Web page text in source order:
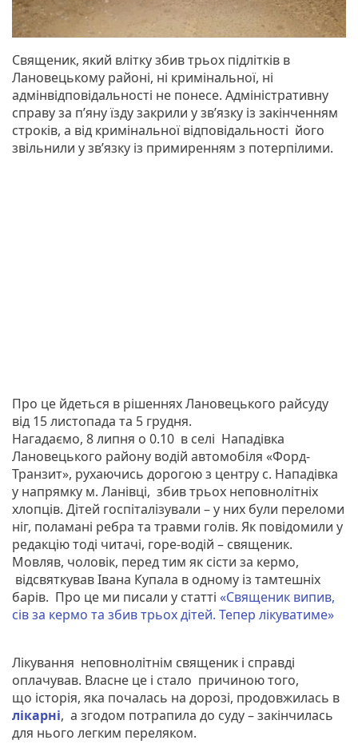
Священик, який влітку збив трьох підлітків в
Лановецькому районі, ні кримінальної, ні
адмінвідповідальності не понесе. Адміністративну
справу за п’яну їзду закрили у зв’язку із закінченням
строків, а від кримінальної відповідальності його
звільнили у зв’язку із примиренням з потерпілими.
Про це йдеться в рішеннях Лановецького райсуду
від 15 листопада та 5 грудня.
Нагадаємо, 8 липня о 0.10 в селі Нападівка
Лановецького району водій автомобіля «Форд-
Транзит», рухаючись дорогою з центру с. Нападівка
у напрямку м. Ланівці, збив трьох неповнолітніх
хлопців. Дітей госпіталізували – у них були переломи
ніг, поламані ребра та травми голів. Як повідомили у
редакцію тоді читачі, горе-водій – священик.
Мовляв, чоловік, перед тим як сісти за кермо,
відсвяткував Івана Купала в одному із тамтешніх
барів. Про це ми писали у статті «Священик випив,
сів за кермо та збив трьох дітей. Тепер лікуватиме»
Лікування неповнолітнім священик і справді
оплачував. Власне це і стало причиною того,
що історія, яка почалась на дорозі, продовжилась в
лікарні, а згодом потрапила до суду – закінчилась
для нього легким переляком.